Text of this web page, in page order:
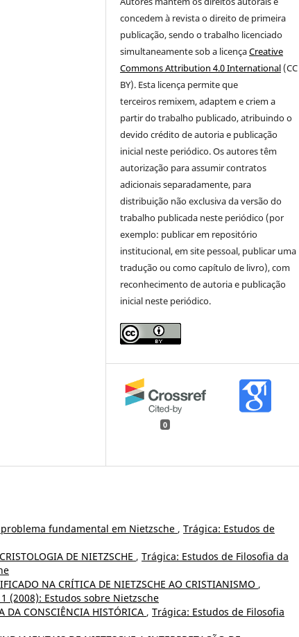
concedem à revista o direito de primeira
publicação, sendo o trabalho licenciado
simultaneamente sob a licençaCreative
Commons Attribution 4.0 International (CC
BY). Esta licença permite que
terceiros remixem, adaptem e criem a
partir do trabalho publicado, atribuindo o
devido crédito de autoria e publicação
inicial neste periódico. Os autores têm
autorização para assumir contratos
adicionais separadamente, para
distribuição não exclusiva da versão do
trabalho publicada neste periódico (por
exemplo: publicar em repositório
institucional, em site pessoal, publicar uma
tradução ou como capítulo de livro), com
reconhecimento de autoria e publicação
inicial neste periódico.
0
fundamental em Nietzsche , Trágica: Estudos de
DE NIETZSCHE , Trágica: Estudos de Filosofia da
NA CRÍTICA DE NIETZSCHE AO CRISTIANISMO ,
(2008): Estudos sobre Nietzsche
DA CONSCIÊNCIA HISTÓRICA , Trágica: Estudos de Filosofia